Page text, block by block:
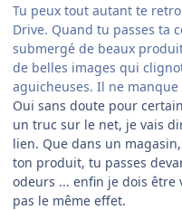
Tu peux tout autant te
Drive. Quand tu passes ta
submergé de beaux
de belles images qui
aguicheuses. Il ne
Oui sans doute pour
un truc sur le net, je vais
lien. Que dans un
ton produit, tu passes
odeurs ... enfin je dois être
pas le même effet.